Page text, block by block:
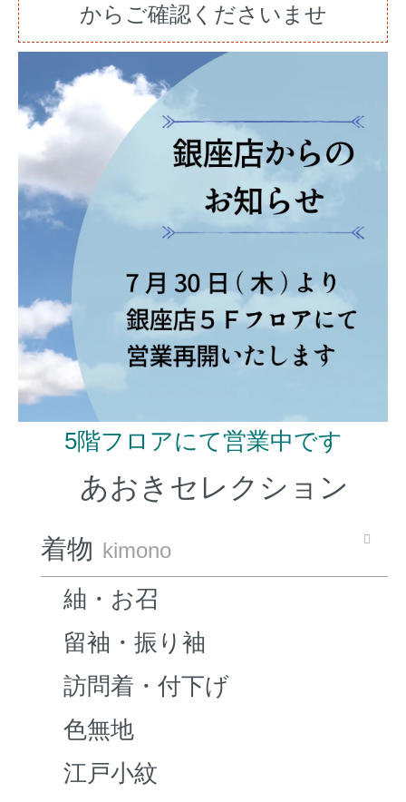
からご確認くださいませ
5階フロアにて営業中です
あおきセレクション
着物 kimono
紬・お召
留袖・振り袖
訪問着・付下げ
色無地
江戸小紋